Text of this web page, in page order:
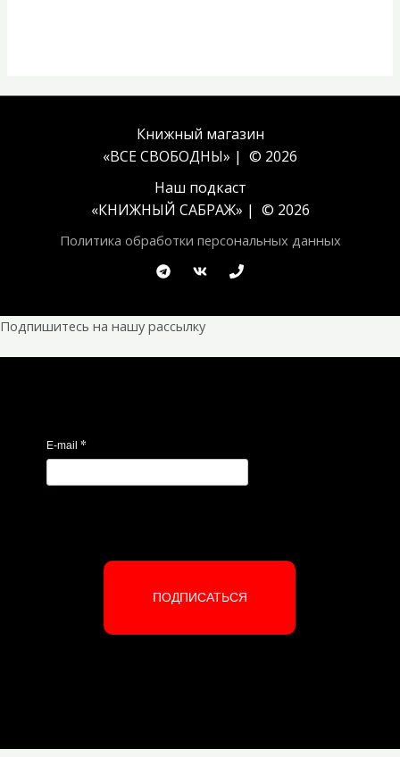
Книжный магазин
«ВСЕ СВОБОДНЫ» | © 2026
Наш подкаст
«КНИЖНЫЙ САБРАЖ» | © 2026
Политика обработки персональных данных
Подпишитесь на нашу рассылку
E-mail *
ПОДПИСАТЬСЯ